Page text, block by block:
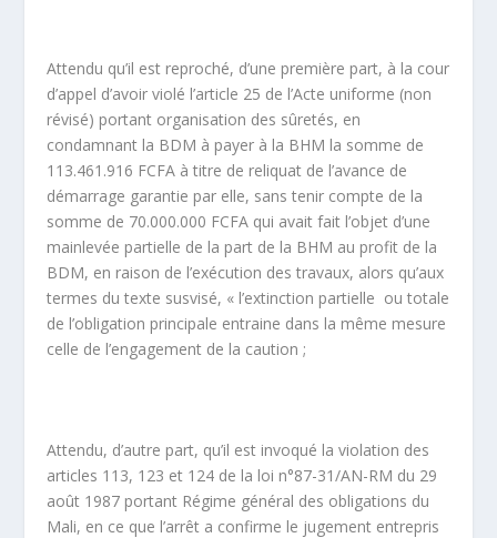
Attendu qu’il est reproché, d’une première part, à la cour
d’appel d’avoir violé l’article 25 de l’Acte uniforme (non
révisé) portant organisation des sûretés, en
condamnant la BDM à payer à la BHM la somme de
113.461.916 FCFA à titre de reliquat de l’avance de
démarrage garantie par elle, sans tenir compte de la
somme de 70.000.000 FCFA qui avait fait l’objet d’une
mainlevée partielle de la part de la BHM au profit de la
BDM, en raison de l’exécution des travaux, alors qu’aux
termes du texte susvisé, « l’extinction partielle ou totale
de l’obligation principale entraine dans la même mesure
celle de l’engagement de la caution ;
Attendu, d’autre part, qu’il est invoqué la violation des
articles 113, 123 et 124 de la loi n°87-31/AN-RM du 29
août 1987 portant Régime général des obligations du
Mali, en ce que l’arrêt a confirme le jugement entrepris